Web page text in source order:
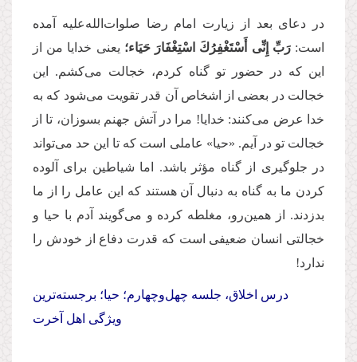
در دعای بعد از زیارت امام رضا صلوات‌الله‌علیه آمده
است:رَبِّ إِنِّی أَسْتَغْفِرُكَ‏ اسْتِغْفَارَ حَیَاء؛ یعنی خدایا من از
این که در حضور تو گناه کردم، خجالت می‌کشم. این
خجالت در بعضی از اشخاص آن قدر تقویت می‌شود كه به
خدا عرض می‌كنند: خدایا! مرا در آتش جهنم بسوزان، تا از
خجالت تو در آیم. «حیا» عاملی است که تا این حد می‌تواند
در جلوگیری از گناه مؤثر باشد. اما شیاطین برای آلوده
كردن ما به گناه به دنبال آن هستند كه این عامل را از ما
بدزدند. از همین‌رو، مغلطه كرده و می‌گویند آدم با حیا و
خجالتی انسان ضعیفی است كه قدرت دفاع از خودش را
ندارد!
درس اخلاق، جلسه چهل‌وچهارم؛ حیا؛ برجسته‌ترین
ویژگی اهل آخرت